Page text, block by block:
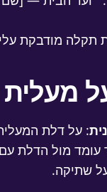
: על דלת
מול הדלת
שתיקה.